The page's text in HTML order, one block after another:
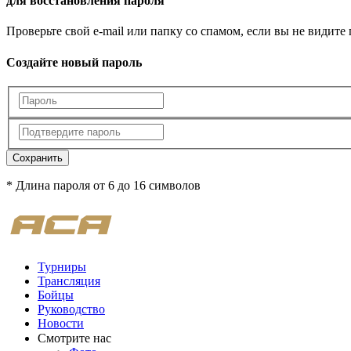
Проверьте свой e-mail или папку со спамом, если вы не видите
Создайте новый пароль
Сохранить
* Длина пароля от 6 до 16 символов
Турниры
Трансляция
Бойцы
Руководство
Новости
Смотрите нас